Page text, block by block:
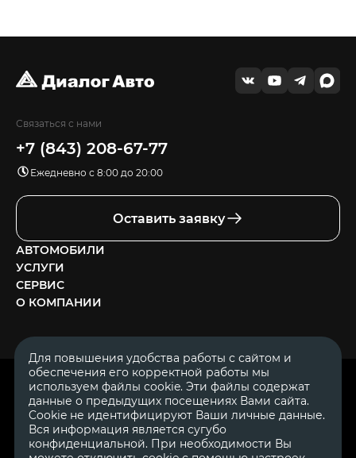
Связаться с нами
+7 (843) 208-67-77
Ежедневно с 8:00 до 20:00
Оставить заявку
АВТОМОБИЛИ
УСЛУГИ
СЕРВИС
О КОМПАНИИ
© 2007—2026 «Диалог Авто» — автосалон. Все права защищены.
Обращаем Ваше внимание на то, что данный Интернет-сайт
носит исключительно информационный характер и ни при
каких условиях не является публичной офертой, определяемой
ОГРН 1111644005153
ИНН 1644062657
Для повышения удобства работы с сайтом и
обеспечения его корректной работы мы
используем файлы cookie. Эти файлы содержат
данные о предыдущих посещениях Вами сайта.
Cookie не идентифицируют Ваши личные данные.
Вся информация является сугубо
конфиденциальной. При необходимости Вы